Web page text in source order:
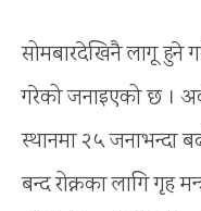
सोमबारदेखिनै लागू हुने
गरेको जनाइएको छ ।
स्थानमा २५ जनाभन्दा
बन्द रोक्नका लागि गृह